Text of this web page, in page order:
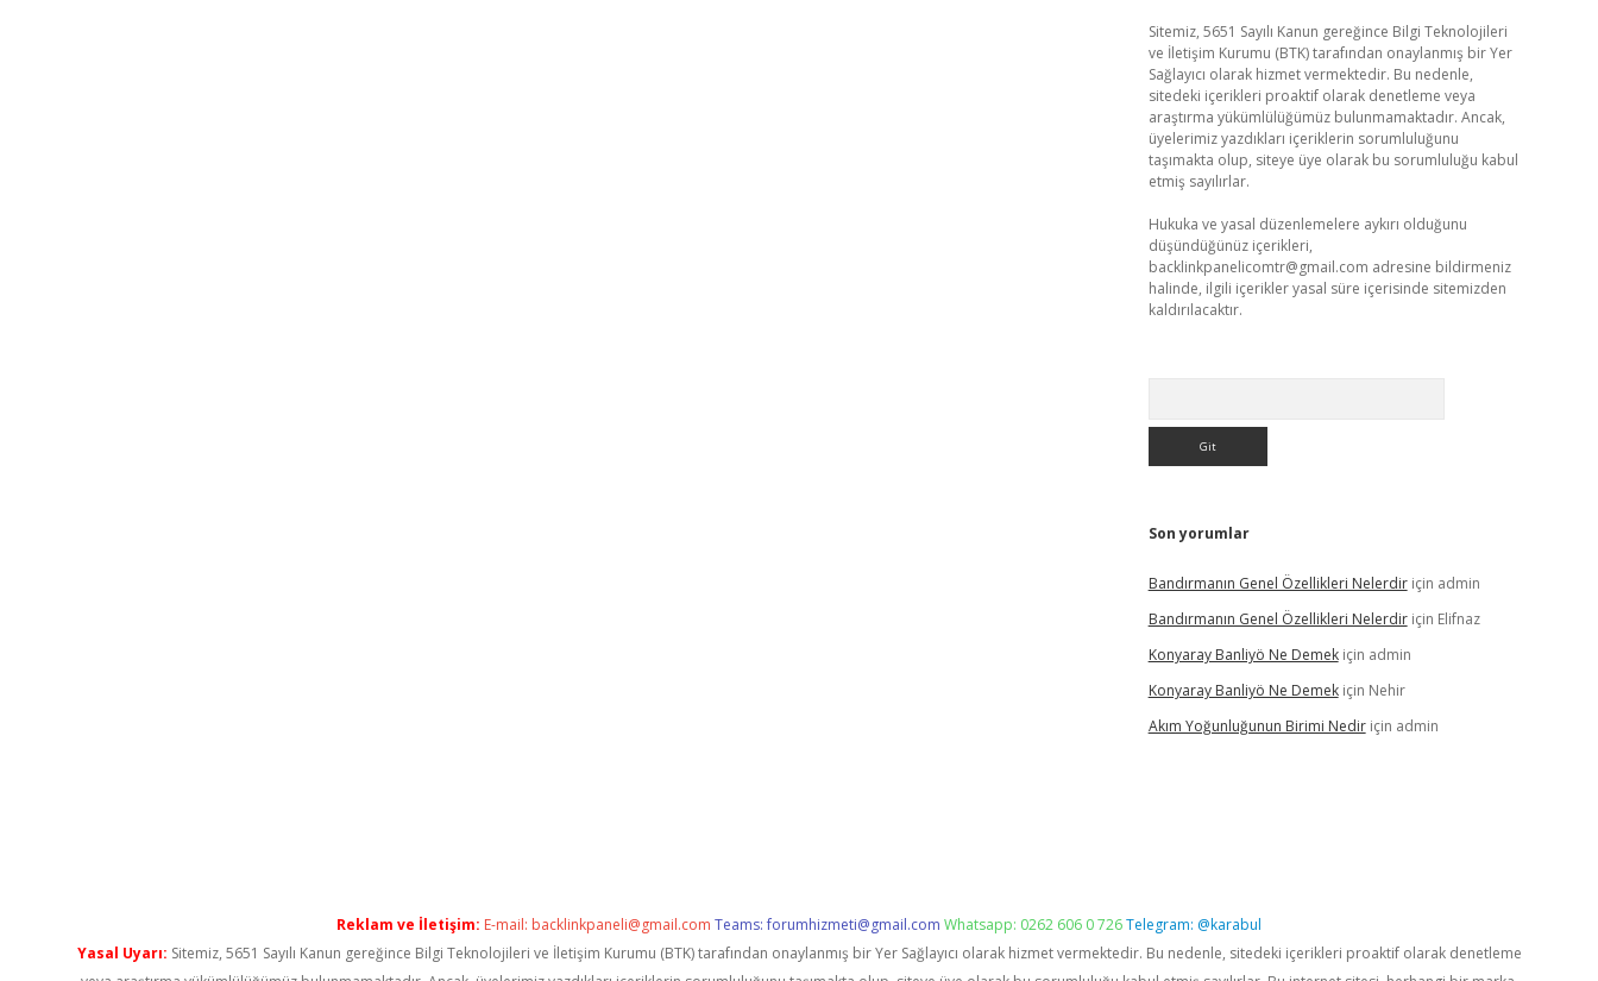
Sitemiz, 5651 Sayılı Kanun gereğince Bilgi Teknolojileri
ve İletişim Kurumu (BTK) tarafından onaylanmış bir Yer
Sağlayıcı olarak hizmet vermektedir. Bu nedenle,
sitedeki içerikleri proaktif olarak denetleme veya
araştırma yükümlülüğümüz bulunmamaktadır. Ancak,
üyelerimiz yazdıkları içeriklerin sorumluluğunu
taşımakta olup, siteye üye olarak bu sorumluluğu kabul
etmiş sayılırlar.
Hukuka ve yasal düzenlemelere aykırı olduğunu
düşündüğünüz içerikleri,
backlinkpanelicomtr@gmail.com adresine bildirmeniz
halinde, ilgili içerikler yasal süre içerisinde sitemizden
kaldırılacaktır.
Son yorumlar
Bandırmanın Genel Özellikleri Nelerdiriçin admin
Bandırmanın Genel Özellikleri Nelerdiriçin Elifnaz
Konyaray Banliyö Ne Demekiçin admin
Konyaray Banliyö Ne Demekiçin Nehir
Akım Yoğunluğunun Birimi Nediriçin admin
Reklam ve İletişim: E-mail: backlinkpaneli@gmail.com Teams:forumhizmeti@gmail.com Whatsapp: 0262 606 0 726Telegram: @karabul
Yasal Uyarı: Sitemiz, 5651 Sayılı Kanun gereğince Bilgi Teknolojileri ve İletişim Kurumu (BTK) tarafından onaylanmış bir Yer Sağlayıcı olarak hizmet vermektedir. Bu nedenle, sitedeki içerikleri proaktif olarak denetleme